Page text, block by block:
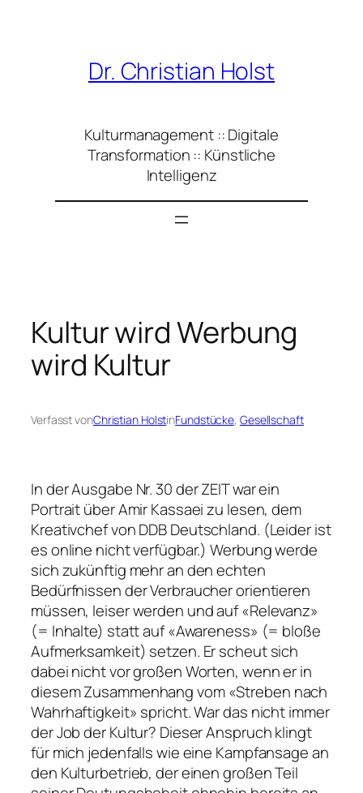
Dr. Christian Holst
Kulturmanagement :: Digitale
Transformation :: Künstliche
Intelligenz
Kultur wird Werbung
wird Kultur
Verfasst vonChristian HolstinFundstücke, Gesellschaft
In der Ausgabe Nr. 30 der ZEIT war ein
Portrait über Amir Kassaei zu lesen, dem
Kreativchef von DDB Deutschland. (Leider ist
es online nicht verfügbar.) Werbung werde
sich zukünftig mehr an den echten
Bedürfnissen der Verbraucher orientieren
müssen, leiser werden und auf «Relevanz»
(= Inhalte) statt auf «Awareness» (= bloße
Aufmerksamkeit) setzen. Er scheut sich
dabei nicht vor großen Worten, wenn er in
diesem Zusammenhang vom «Streben nach
Wahrhaftigkeit» spricht. War das nicht immer
der Job der Kultur? Dieser Anspruch klingt
für mich jedenfalls wie eine Kampfansage an
den Kulturbetrieb, der einen großen Teil